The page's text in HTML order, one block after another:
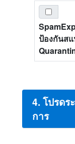
ป้องกันส
4. โปรดร
การ